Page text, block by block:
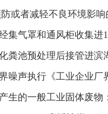
或者减轻不良环境影
集气罩和通风柜收集
粪池预处理后接管进
噪声执行《工业企业厂
生的一般工业固体废